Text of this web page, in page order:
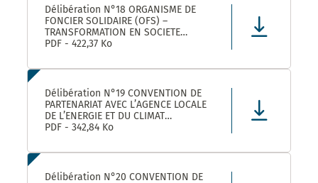
CONVENTION DE PARTENARIAT SIGNEE
POUR LA
Délibération N°18 ORGANISME DE
FONCIER SOLIDAIRE (OFS) –
TRANSFORMATION EN SOCIETE
COOPERATIVE D’INTERET COLLECTIF
CAPITAL – APPROBATION –
PDF - 422,37 Ko
Délibération N°19 CONVENTION DE
PARTENARIAT AVEC L’AGENCE LOCALE
DE L’ENERGIE ET DU CLIMAT
MONTPELLIER METROPOLE :
PDF - 342,84 Ko
Délibération N°20 CONVENTION DE